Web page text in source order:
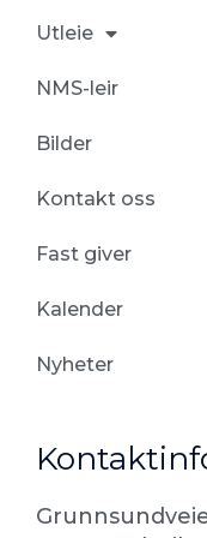
k
Utleie
NMS-leir
Bilder
Kontakt oss
Fast giver
Kalender
Nyheter